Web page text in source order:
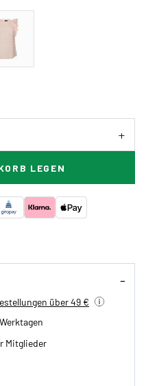
LEGEN
über 49 €
Mitglieder